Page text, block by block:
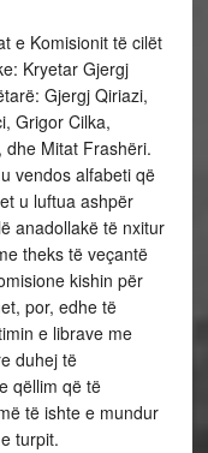
të cilët
Kryetar Gjergj
Gjergj Qiriazi,
Grigor Cilka,
dhe Mitat Frashëri.
vendos alfabeti që
u luftua ashpër
anadollakë të nxitur
theks të veçantë
kishin për
por, edhe të
e librave me
duhej të
qëllim që të
të ishte e mundur
turpit.